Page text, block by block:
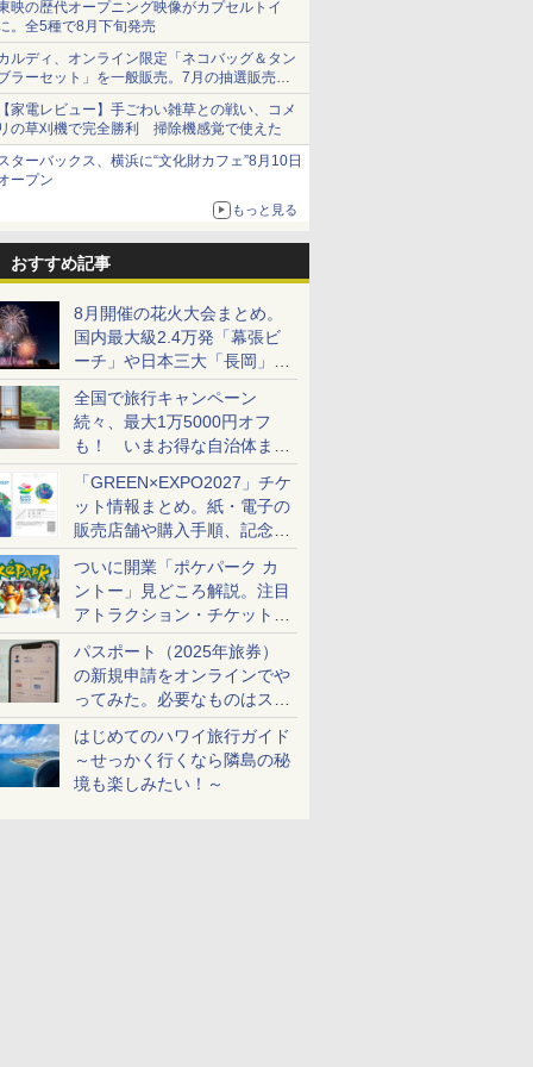
映の歴代オープニング映像がカプセルトイ
。全5種で8月下旬発売
ルディ、オンライン限定「ネコバッグ＆タン
ラーセット」を一般販売。7月の抽選販売の
選無効分
家電レビュー】手ごわい雑草との戦い、コメ
の草刈機で完全勝利 掃除機感覚で使えた
ターバックス、横浜に“文化財カフェ”8月10日
ープン
もっと見る
おすすめ記事
8月開催の花火大会まとめ。
国内最大級2.4万発「幕張ビ
ーチ」や日本三大「長岡」な
ど大型イベント目白押し！
全国で旅行キャンペーン
続々、最大1万5000円オフ
も！ いまお得な自治体まと
め
「GREEN×EXPO2027」チケ
ット情報まとめ。紙・電子の
販売店舗や購入手順、記念チ
ケットも解説
ついに開業「ポケパーク カ
ントー」見どころ解説。注目
アトラクション・チケット手
配・来場前に必要な準備は？
パスポート（2025年旅券）
の新規申請をオンラインでや
ってみた。必要なものはスマ
ホとマイナカードのみ
はじめてのハワイ旅行ガイド
～せっかく行くなら隣島の秘
境も楽しみたい！～